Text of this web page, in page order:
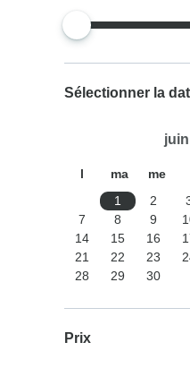
Sélectionner la
l ma me
1
2
7
8 9
14
15 16
21
22 23
28
29 30
Prix